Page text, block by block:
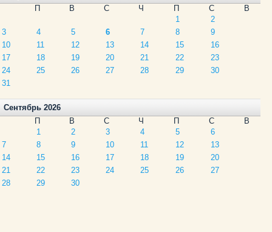
П
В С Ч П С
В
1
2
3
4 5 6 7 8
9
10
11 12 13 14 15
16
17
18 19 20 21 22
23
24
25 26 27 28 29
30
31
Сентябрь 2026
П
В С Ч П С
В
1
2 3 4 5
6
7
8 9 10 11 12
13
14
15 16 17 18 19
20
21
22 23 24 25 26
27
28
29 30